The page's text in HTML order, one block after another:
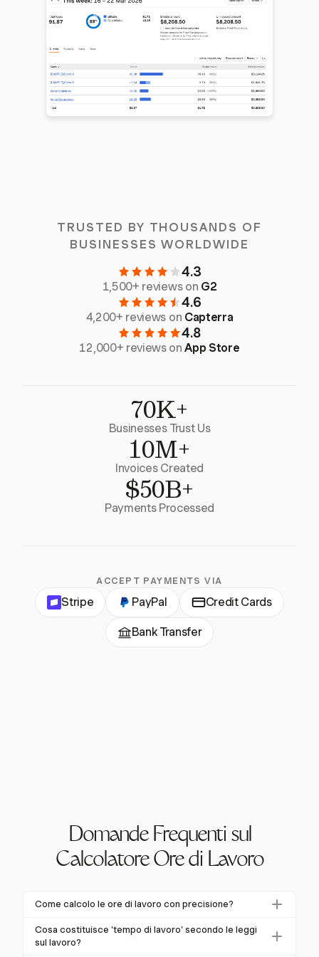
TRUSTED BY THOUSANDS OF
BUSINESSES WORLDWIDE
4.3
1,500+ reviews on G2
4.6
4,200+ reviews on Capterra
4.8
12,000+ reviews onApp Store
70K+
Businesses Trust Us
10M+
Invoices Created
$50B+
Payments Processed
ACCEPT PAYMENTS VIA
Stripe PayPal Credit Cards
Bank Transfer
Domande Frequenti sul
Calcolatore Ore di Lavoro
Come calcolo le ore di lavoro con precisione?
Per calcolare le ore di lavoro con precisione, registra
gli orari di inizio e fine, sottrai le pause non retribuite e
Cosa costituisce 'tempo di lavoro' secondo le leggi
sul lavoro?